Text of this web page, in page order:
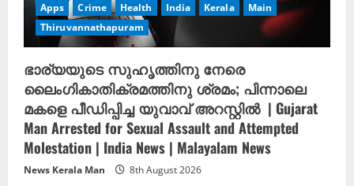
Apps Crime Health India Kerala
Main
Thiruvannathapuram
ഭാര്യയുടെ സുഹൃത്തിനു നേരെ
ലൈംഗികാതിക്രമത്തിനു ശ്രമം; പിന്നാലെ
മകളെ പീഡിപ്പിച്ച യുവാവ് അറസ്റ്റിൽ ‌ | Gujarat
Man Arrested for Sexual Assault and Attempted
Molestation | India News | Malayalam News
News Kerala Man 8th August 2026